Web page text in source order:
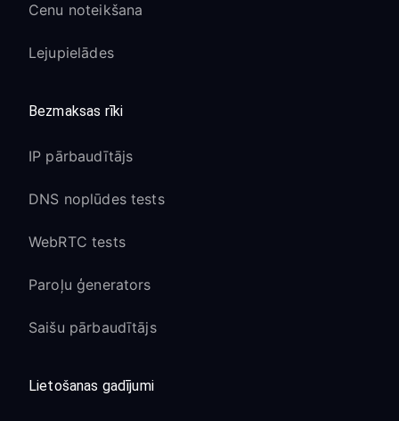
Cenu noteikšana
Lejupielādes
Bezmaksas rīki
IP pārbaudītājs
DNS noplūdes tests
WebRTC tests
Paroļu ģenerators
Saišu pārbaudītājs
Lietošanas gadījumi